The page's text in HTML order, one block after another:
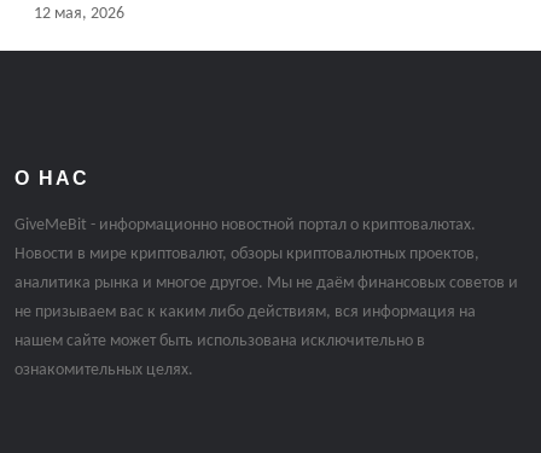
12 мая, 2026
О НАС
GiveMeBit - информационно новостной портал о криптовалютах.
Новости в мире криптовалют, обзоры криптовалютных проектов,
аналитика рынка и многое другое. Мы не даём финансовых советов и
не призываем вас к каким либо действиям, вся информация на
нашем сайте может быть использована исключительно в
ознакомительных целях.